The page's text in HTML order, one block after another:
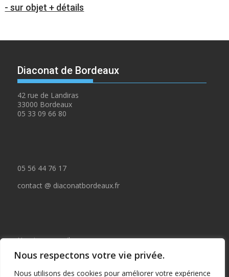
Nous respectons votre vie privée.
Nous utilisons des cookies pour améliorer votre expérience
- sur objet + détails
Diaconat de Bordeaux
42 rue de Landiras
33000 Bordeaux
05 33 09 66 80
05 56 44 76 17
contact @ diaconatbordeaux.fr
Horaires accueil :
du lundi au jeudi de 09:00 à 12:30
et de 14:00 à 17:00